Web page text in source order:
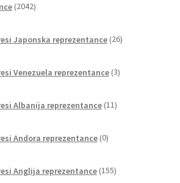
2042izdelkov
Japonska reprezentance 26izdelkov
Venezuela reprezentance 3izdelki
Albanija reprezentance 11izdelkov
Andora reprezentance 0izdelkov
Anglija reprezentance 155izdelkov